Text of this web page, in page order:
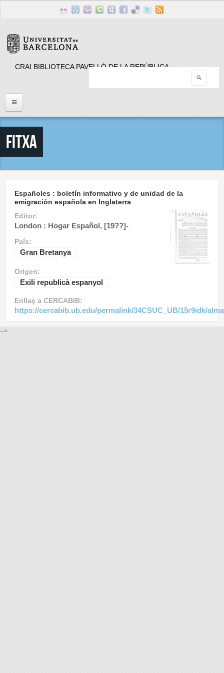
CRAI BIBLIOTECA PAVELLÓ DE LA REPÚBLICA
Inici
Llistat Publicacions periòdiques
Fitxa
Españoles : boletín informativo y de unidad de la
emigración española en Inglaterra
Editor:
London : Hogar Español, [19??]-
País:
Gran Bretanya
Origen:
Exili republicà espanyol
Enllaç a CERCABIB:
https://cercabib.ub.edu/permalink/34CSUC_UB/15r9idk/
-->